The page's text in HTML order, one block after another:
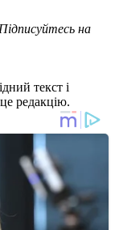
на
текст і
редакцію.